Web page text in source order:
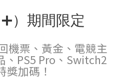
）期間限定
機票、黃金、電競主
、PS5 Pro、Switch2
獎加碼！